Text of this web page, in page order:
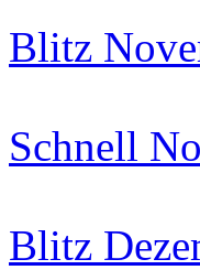
Blitz
Schnell
Blitz